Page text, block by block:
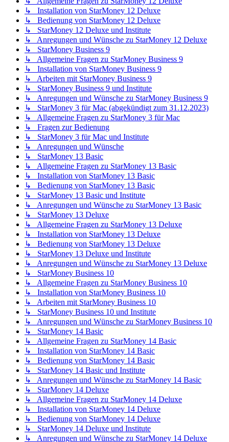
↳ Installation von StarMoney 12 Deluxe
↳ Bedienung von StarMoney 12 Deluxe
↳ StarMoney 12 Deluxe und Institute
↳ Anregungen und Wünsche zu StarMoney 12 Deluxe
↳ StarMoney Business 9
↳ Allgemeine Fragen zu StarMoney Business 9
↳ Installation von StarMoney Business 9
↳ Arbeiten mit StarMoney Business 9
↳ StarMoney Business 9 und Institute
↳ Anregungen und Wünsche zu StarMoney Business 9
↳ StarMoney 3 für Mac (abgekündigt zum 31.12.2023)
↳ Allgemeine Fragen zu StarMoney 3 für Mac
↳ Fragen zur Bedienung
↳ StarMoney 3 für Mac und Institute
↳ Anregungen und Wünsche
↳ StarMoney 13 Basic
↳ Allgemeine Fragen zu StarMoney 13 Basic
↳ Installation von StarMoney 13 Basic
↳ Bedienung von StarMoney 13 Basic
↳ StarMoney 13 Basic und Institute
↳ Anregungen und Wünsche zu StarMoney 13 Basic
↳ StarMoney 13 Deluxe
↳ Allgemeine Fragen zu StarMoney 13 Deluxe
↳ Installation von StarMoney 13 Deluxe
↳ Bedienung von StarMoney 13 Deluxe
↳ StarMoney 13 Deluxe und Institute
↳ Anregungen und Wünsche zu StarMoney 13 Deluxe
↳ StarMoney Business 10
↳ Allgemeine Fragen zu StarMoney Business 10
↳ Installation von StarMoney Business 10
↳ Arbeiten mit StarMoney Business 10
↳ StarMoney Business 10 und Institute
↳ Anregungen und Wünsche zu StarMoney Business 10
↳ StarMoney 14 Basic
↳ Allgemeine Fragen zu StarMoney 14 Basic
↳ Installation von StarMoney 14 Basic
↳ Bedienung von StarMoney 14 Basic
↳ StarMoney 14 Basic und Institute
↳ Anregungen und Wünsche zu StarMoney 14 Basic
↳ StarMoney 14 Deluxe
↳ Allgemeine Fragen zu StarMoney 14 Deluxe
↳ Installation von StarMoney 14 Deluxe
↳ Bedienung von StarMoney 14 Deluxe
↳ StarMoney 14 Deluxe und Institute
↳ Anregungen und Wünsche zu StarMoney 14 Deluxe